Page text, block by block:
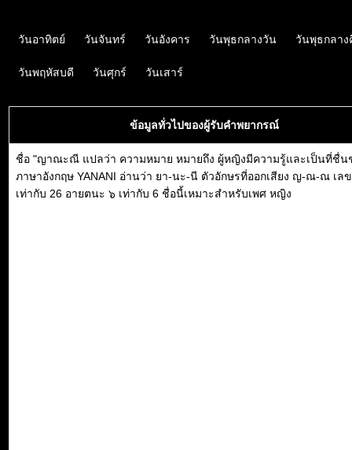
วันอาทิตย์ วันจันทร์ วันอังคาร วันพุธกลางวัน วันพุธกลา
วันพฤหัสบดี วันศุกร์ วันเสาร์
ข้อมูลทั่วไปของผู้รับคำพยากรณ์
ชื่อ "ญาณะณี แปลว่า ความหมาย หมายถึง ผู้หญิงมีความรู้และเป็นที่ชื่น
ภาษาอังกฤษ YANANI อ่านว่า ยา-นะ-นี ตัวอักษรที่ออกเสียง ญ-ณ-ณ เล
เท่ากับ 26 อายตนะ ๖ เท่ากับ 6 ชื่อนี้เหมาะสำหรับเพศ หญิง